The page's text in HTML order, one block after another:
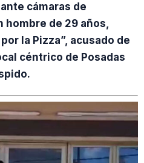
cámaras de
hombre de 29 años,
la Pizza”, acusado de
céntrico de Posadas